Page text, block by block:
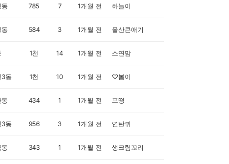
동 785 7 1개월 전 하늘이
동 584 3 1개월 전 울산큰애기
1천 14 1개월 전 소연맘
3동 1천 10 1개월 전 ♡봄이
434 1 1개월 전 프떵
3동 956 3 1개월 전 연탄뷔
동 343 1 1개월 전 생크림꼬리